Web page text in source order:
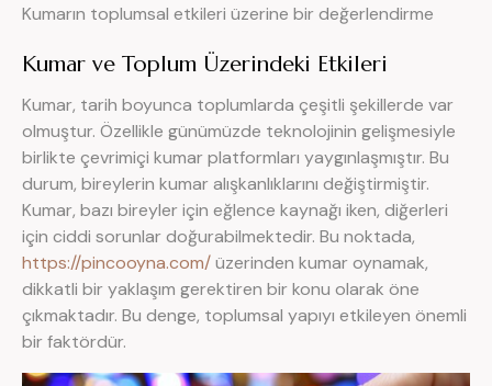
Kumarın toplumsal etkileri üzerine bir değerlendirme
Kumar ve Toplum Üzerindeki Etkileri
Kumar, tarih boyunca toplumlarda çeşitli şekillerde var
olmuştur. Özellikle günümüzde teknolojinin gelişmesiyle
birlikte çevrimiçi kumar platformları yaygınlaşmıştır. Bu
durum, bireylerin kumar alışkanlıklarını değiştirmiştir.
Kumar, bazı bireyler için eğlence kaynağı iken, diğerleri
için ciddi sorunlar doğurabilmektedir. Bu noktada,
https://pincooyna.com/üzerinden kumar oynamak,
dikkatli bir yaklaşım gerektiren bir konu olarak öne
çıkmaktadır. Bu denge, toplumsal yapıyı etkileyen önemli
bir faktördür.